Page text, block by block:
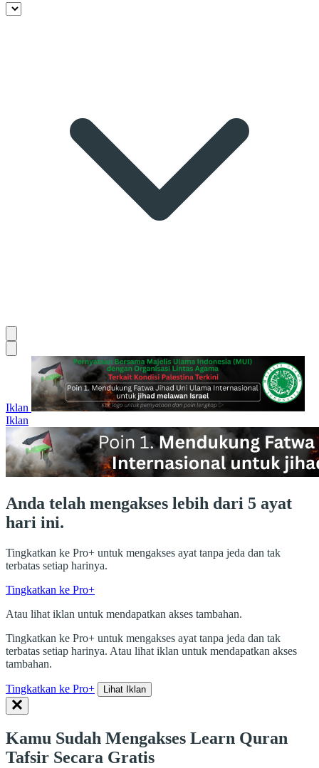
Iklan
Iklan
Anda telah mengakses lebih dari 5 ayat
hari ini.
Tingkatkan ke Pro+ untuk mengakses ayat tanpa jeda dan tak
terbatas setiap harinya.
Tingkatkan ke Pro+
Atau lihat iklan untuk mendapatkan akses tambahan.
Tingkatkan ke Pro+ untuk mengakses ayat tanpa jeda dan tak
terbatas setiap harinya. Atau lihat iklan untuk mendapatkan akses
tambahan.
Tingkatkan ke Pro+ Lihat Iklan
Kamu Sudah Mengakses Learn Quran
Tafsir Secara Gratis